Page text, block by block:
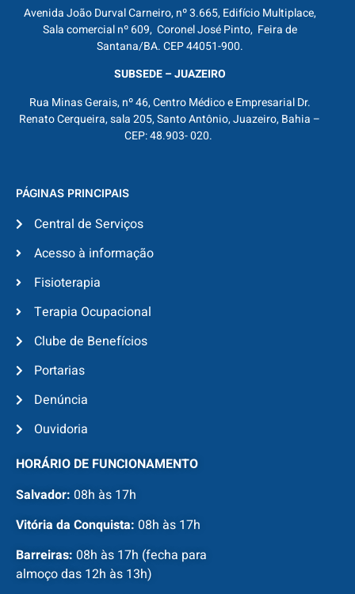
Avenida João Durval Carneiro, nº 3.665, Edifício Multiplace,
Sala comercial nº 609, Coronel José Pinto, Feira de
Santana/BA. CEP 44051-900.
SUBSEDE – JUAZEIRO
Rua Minas Gerais, nº 46, Centro Médico e Empresarial Dr.
Renato Cerqueira, sala 205, Santo Antônio, Juazeiro, Bahia –
CEP: 48.903- 020.
PÁGINAS PRINCIPAIS
Central de Serviços
Acesso à informação
Fisioterapia
Terapia Ocupacional
Clube de Benefícios
Portarias
Denúncia
Ouvidoria
HORÁRIO DE FUNCIONAMENTO
Salvador: 08h às 17h
Vitória da Conquista: 08h às 17h
Barreiras: 08h às 17h (fecha para
almoço das 12h às 13h)